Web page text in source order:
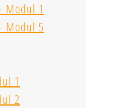
Modul 1
Modul 5
1
2